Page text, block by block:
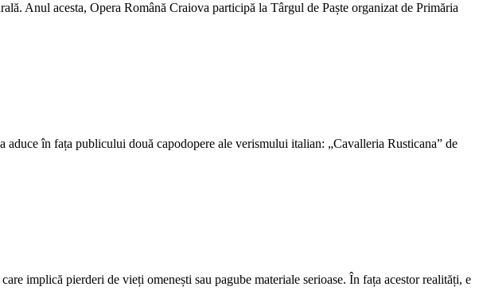
Anul acesta, Opera Română Craiova participă la Târgul de Paște organizat de Primăria
în fața publicului două capodopere ale verismului italian: „Cavalleria Rusticana” de
implică pierderi de vieți omenești sau pagube materiale serioase. În fața acestor realități, e